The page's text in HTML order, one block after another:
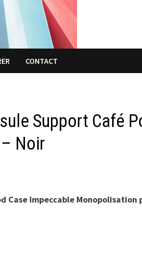
CONTACT
Support Café
Noir
Case Impeccable Monopolisation